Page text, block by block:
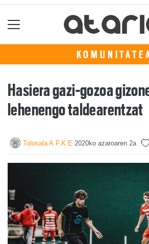
Hasiera gazi-gozoa
lehenengo taldearentzat
Tolosala A.F.K.E 2020ko azaroaren 2a